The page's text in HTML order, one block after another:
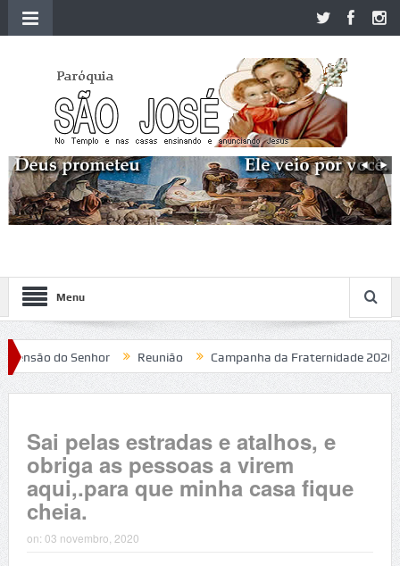
Menu
do Senhor Reunião Campanha da Fraternidade 2020
Sai pelas estradas e atalhos, e
obriga as pessoas a virem
aqui,.para que minha casa fique
cheia.
on: 03 novembro, 2020